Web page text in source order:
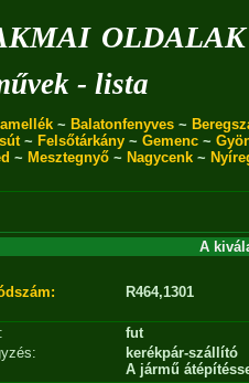
oldalak
- lista
~ Balatonfenyves ~
~ Felsőtárkány ~ Gemenc ~
~ Mesztegnyő ~ Nagycenk ~
A
R464,1301
fut
kerékpár-szállító
A jármű